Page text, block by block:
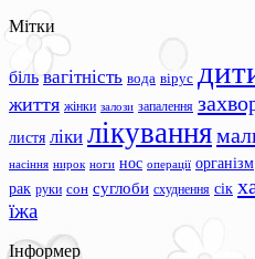
Мітки
біль вагітність вода вірус
життя жінки залози запалення
листя ліки лікування
насіння нирок ноги нос операції організм
рак руки сон суглоби схуднення сік
їжа
Інформер